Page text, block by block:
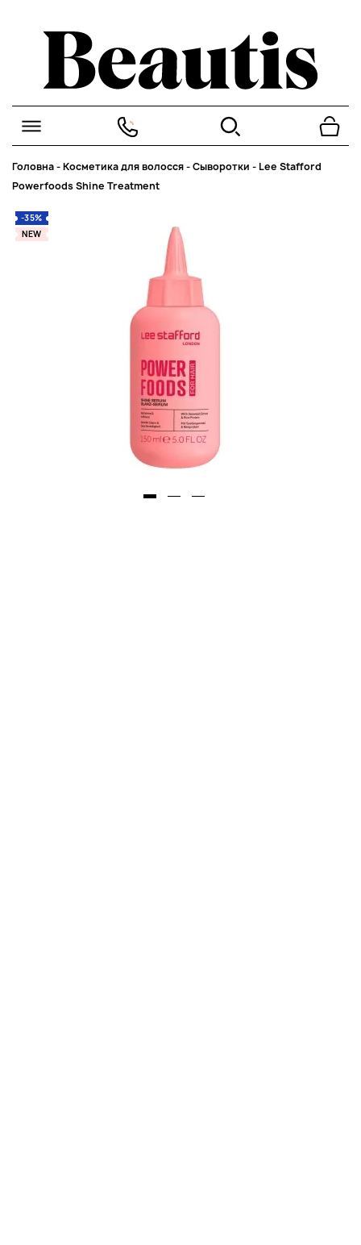
Головна-Косметика для волосся-Сыворотки - Lee Stafford
Powerfoods Shine Treatment
-35%
NEW